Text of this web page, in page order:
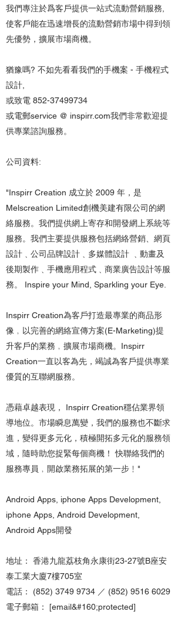
我們專注於爲客戶提供一站式流動營銷服務,
使客戶能在迅速增長的流動營銷市場中得到領
先優勢，擴展市場商機。
猶豫嗎? 不如先看看我們的手機案 - 手機程式
設計,
或致電 852-37499734
或電郵service @ inspirr.com我們非常歡迎提
供專業諮詢服務。
公司資料:
"Inspirr Creation 成立於 2009 年，是
Melscreation Limited創機美建有限公司的網
絡服務。我們提供網上寄存和開發網上系統等
服務。我們主要提供服務包括網絡營銷、網頁
設計﹑公司品牌設計﹑多媒體設計 ﹑動畫及
後期製作﹑手機應用程式﹑商業廣告設計等服
務。 Inspire your Mind, Sparkling your Eye.
Inspirr Creation為客戶打造最專業的商品形
像﹐以完善的網絡宣傳方案(E-Marketing)提
升客戶的業務﹐擴展市場商機。Inspirr
Creation一直以客為先，竭誠為客戶提供專業
優質的互聯網服務。
憑藉卓越表現， Inspirr Creation穩佔業界領
導地位。市場瞬息萬變，我們的服務也不斷求
進，變得更多元化，積極開拓多元化的服務領
域，隨時助您捉緊每個商機！ 快聯絡我們的
服務專員﹐開啟業務拓展的第一步﹗"
Android Apps, iphone Apps Development,
iphone Apps, Android Development,
Android Apps開發
地址： 香港九龍荔枝角永康街23-27號B座安
泰工業大廈7樓705室
電話： (852) 3749 9734 ／ (852) 9516 6029
電子郵箱： [email&#160;protected]